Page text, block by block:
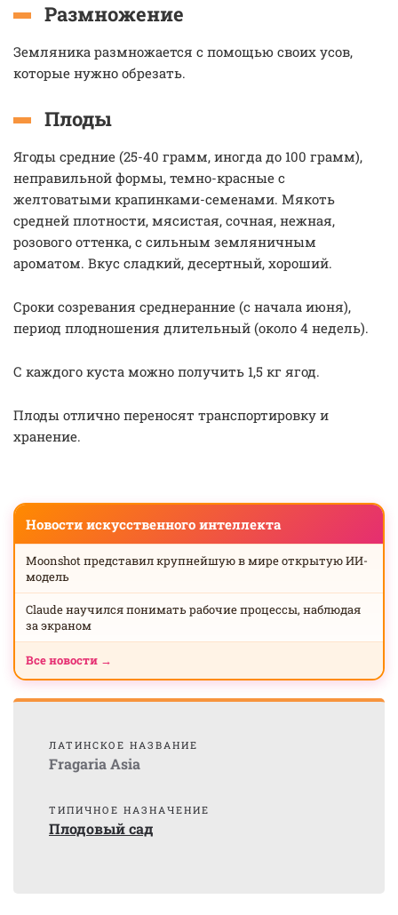
Размножение
Земляника размножается с помощью своих усов,
которые нужно обрезать.
Плоды
Ягоды средние (25-40 грамм, иногда до 100 грамм),
неправильной формы, темно-красные с
желтоватыми крапинками-семенами. Мякоть
средней плотности, мясистая, сочная, нежная,
розового оттенка, с сильным земляничным
ароматом. Вкус сладкий, десертный, хороший.
Сроки созревания среднеранние (с начала июня),
период плодношения длительный (около 4 недель).
С каждого куста можно получить 1,5 кг ягод.
Плоды отлично переносят транспортировку и
хранение.
Новости искусственного интеллекта
Moonshot представил крупнейшую в мире открытую ИИ-
модель
Claude научился понимать рабочие процессы, наблюдая
за экраном
Все новости →
ЛАТИНСКОЕ НАЗВАНИЕ
Fragaria Asia
ТИПИЧНОЕ НАЗНАЧЕНИЕ
Плодовый сад